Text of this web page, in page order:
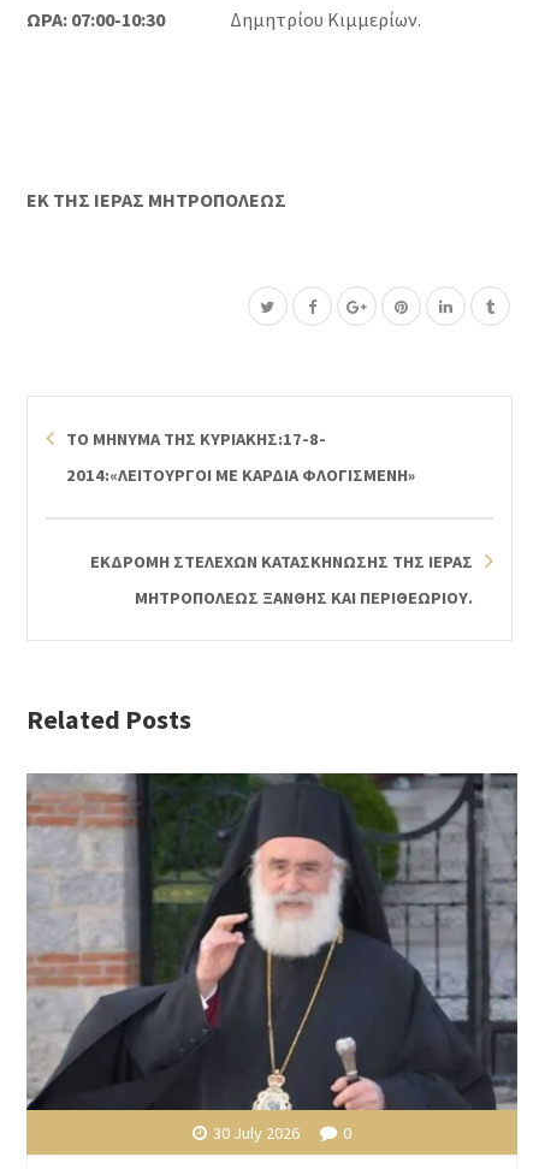
ΩΡΑ: 07:00-10:30Δημητρίου Κιμμερίων.
ΕΚ ΤΗΣ ΙΕΡΑΣ ΜΗΤΡΟΠΟΛΕΩΣ
ΤΟ ΜΗΝΥΜΑ ΤΗΣ ΚΥΡΙΑΚΗΣ:17-8-
2014:«ΛΕΙΤΟΥΡΓΟΙ ΜΕ ΚΑΡΔΙΑ ΦΛΟΓΙΣΜΕΝΗ»
ΕΚΔΡΟΜΗ ΣΤΕΛΕΧΩΝ ΚΑΤΑΣΚΗΝΩΣΗΣ ΤΗΣ ΙΕΡΑΣ
ΜΗΤΡΟΠΟΛΕΩΣ ΞΑΝΘΗΣ ΚΑΙ ΠΕΡΙΘΕΩΡΙΟΥ.
Related Posts
30 July 2026 0